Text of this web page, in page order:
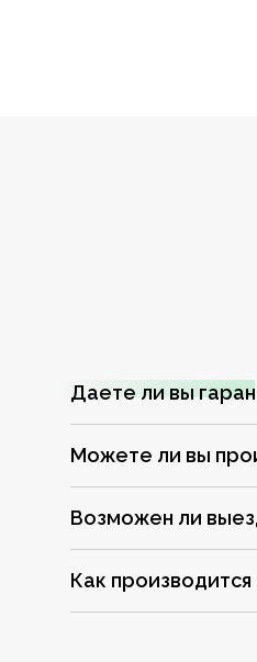
Даете ли вы
Можете ли вы
Возможен ли
Как